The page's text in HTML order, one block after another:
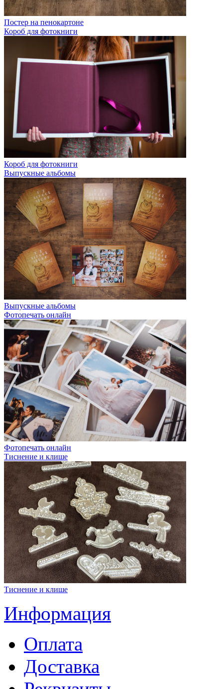
Постер на пенокартоне
Короб для фотокниги
Короб для фотокниги
Выпускные альбомы
Выпускные альбомы
Фотопечать онлайн
Фотопечать онлайн
Тиснение и клише
Тиснение и клише
Информация
Оплата
Доставка